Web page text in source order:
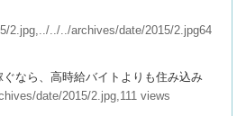
2.jpg,../../../archives/date/2015/2.jpg64
なら、高時給バイトよりも住み込み
date/2015/2.jpg,111 views